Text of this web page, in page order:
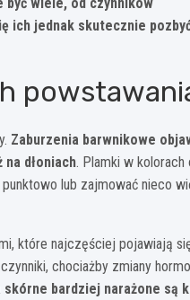
ich jednak skutecznie
Zaburzenia barwnikowe
dłoniach. Plamki w kolorach
lub zajmować nieco
które najczęściej pojawiają
chociażby zmiany
skórne bardziej narażone są